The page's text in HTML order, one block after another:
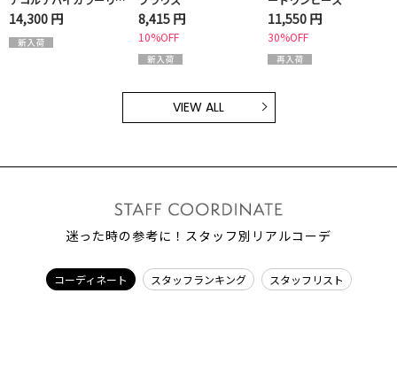
ワンピース
14,300 円 8,415 円
10%OFF
11,550 円
30%OFF
VIEW ALL
迷った時の参考に！スタッフ別リアルコーデ
コーディネート スタッフランキング スタッフリスト